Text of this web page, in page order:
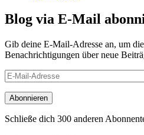
Blog via E-Mail
Gib deine E-Mail-Adresse an, um
Benachrichtigungen über neue
E-
Mail-
Adresse
Abonnieren
Schließe dich 300 anderen